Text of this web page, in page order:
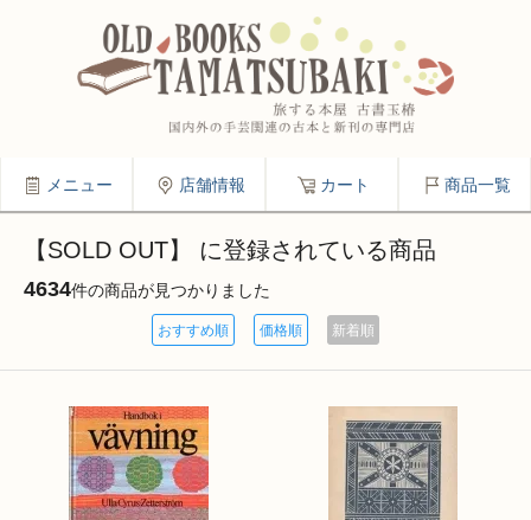
メニュー 店舗情報 カート 商品一覧
【SOLD OUT】 に登録されている商品
4634件の商品が見つかりました
おすすめ順 価格順 新着順